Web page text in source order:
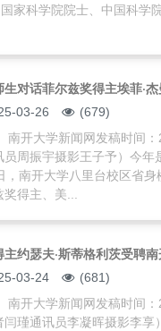
家科学院院士、中国科学
生对话菲尔兹奖得主埃菲·
03-26
(679)
南开大学新闻网发稿时间
员周振宇摄影王子予）今
，南开大学八里台校区省身
奖得主、美...
主约瑟夫·斯蒂格利茨受聘
03-24
(681)
南开大学新闻网发稿时间
闫瑾通讯员李凝晖摄影李